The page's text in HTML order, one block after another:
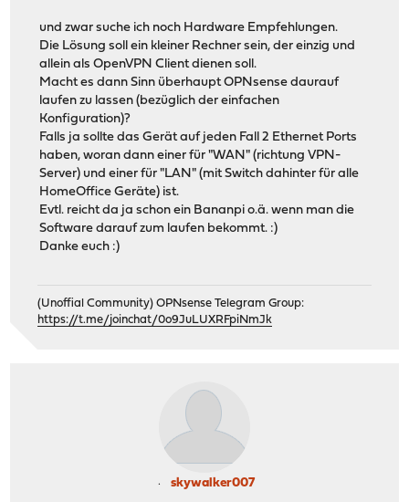
und zwar suche ich noch Hardware Empfehlungen.
Die Lösung soll ein kleiner Rechner sein, der einzig und
allein als OpenVPN Client dienen soll.
Macht es dann Sinn überhaupt OPNsense daurauf
laufen zu lassen (bezüglich der einfachen
Konfiguration)?
Falls ja sollte das Gerät auf jeden Fall 2 Ethernet Ports
haben, woran dann einer für "WAN" (richtung VPN-
Server) und einer für "LAN" (mit Switch dahinter für alle
HomeOffice Geräte) ist.
Evtl. reicht da ja schon ein Bananpi o.ä. wenn man die
Software darauf zum laufen bekommt. :)
Danke euch :)
(Unoffial Community) OPNsense Telegram Group:
https://t.me/joinchat/0o9JuLUXRFpiNmJk
skywalker007